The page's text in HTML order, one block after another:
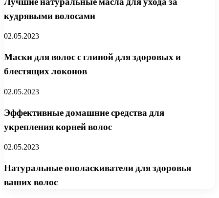
кудрявыми волосами
02.05.2023
Маски для волос с глиной для здоровых и
блестящих локонов
02.05.2023
Эффективные домашние средства для
укрепления корней волос
02.05.2023
Натуральные ополаскиватели для здоровья
ваших волос